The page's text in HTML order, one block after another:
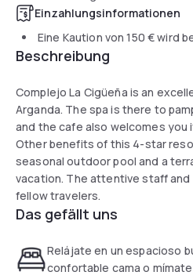
Einzahlungsinformationen
Eine Kaution von150 €wird
Beschreibung
Complejo La Cigüeña is an
Arganda. The spa is there to
and the cafe also welcomes you
Other benefits of this 4-star
seasonal outdoor pool and a
vacation. The attentive staff
fellow travelers.
Das gefällt uns
Relájate en un espacioso
confortable cama o